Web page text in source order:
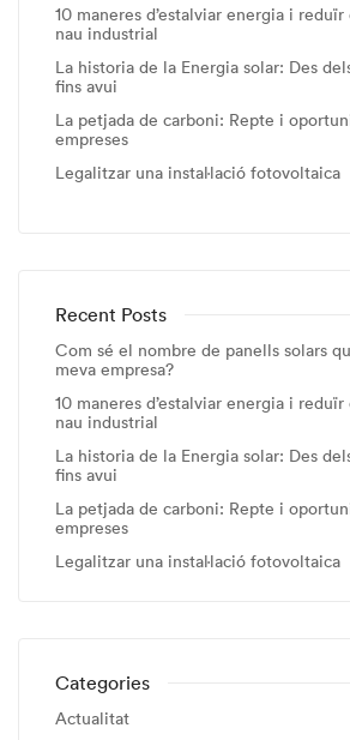
10 maneres d’estalviar energia i
nau industrial
La historia de la Energia solar: Des
fins avui
La petjada de carboni: Repte i
empreses
Legalitzar una instal·lació fotovoltaica
Recent Posts
Com sé el nombre de panells solars
meva empresa?
10 maneres d’estalviar energia i
nau industrial
La historia de la Energia solar: Des
fins avui
La petjada de carboni: Repte i
empreses
Legalitzar una instal·lació fotovoltaica
Categories
Actualitat